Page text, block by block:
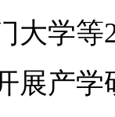
大学等
展产学